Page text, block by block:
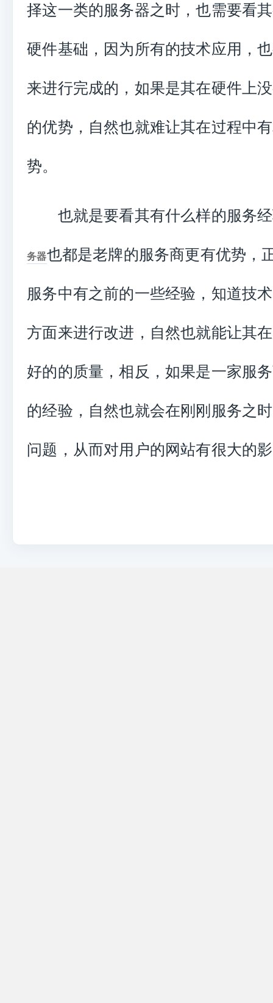
择这一类的服务器之时，也需要看
硬件基础，因为所有的技术应用，
来进行完成的，如果是其在硬件上
的优势，自然也就难让其在过程中
势。
也就是要看其有什么样的服务经
务器也都是老牌的服务商更有优势，
服务中有之前的一些经验，知道技
方面来进行改进，自然也就能让其
好的的质量，相反，如果是一家服
的经验，自然也就会在刚刚服务之
问题，从而对用户的网站有很大的